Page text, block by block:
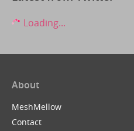
Loading...
About
MeshMellow
Contact